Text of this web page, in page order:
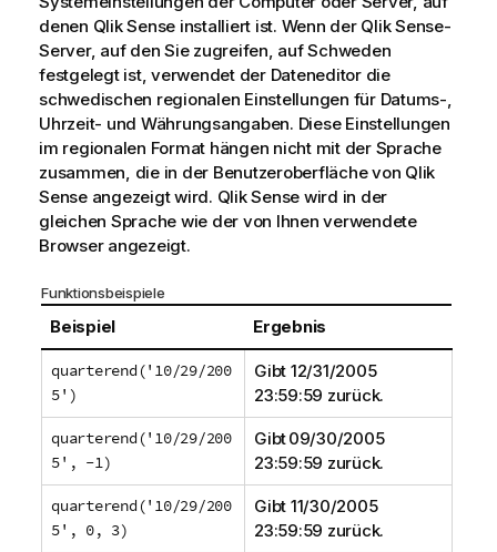
denen Qlik Sense installiert ist. Wenn der Qlik Sense-
Server, auf den Sie zugreifen, auf Schweden
festgelegt ist, verwendet der Dateneditor die
schwedischen regionalen Einstellungen für Datums-,
Uhrzeit- und Währungsangaben. Diese Einstellungen
im regionalen Format hängen nicht mit der Sprache
zusammen, die in der Benutzeroberfläche von Qlik
Senseangezeigt wird. Qlik Sense wird in der
gleichen Sprache wie der von Ihnen verwendete
Browser angezeigt.
Funktionsbeispiele
Beispiel Ergebnis
quarterend('10/29/200
5')
Gibt 12/31/2005
23:59:59 zurück.
quarterend('10/29/200
5', -1)
Gibt 09/30/2005
23:59:59 zurück.
quarterend('10/29/200
5', 0, 3)
Gibt 11/30/2005
23:59:59 zurück.